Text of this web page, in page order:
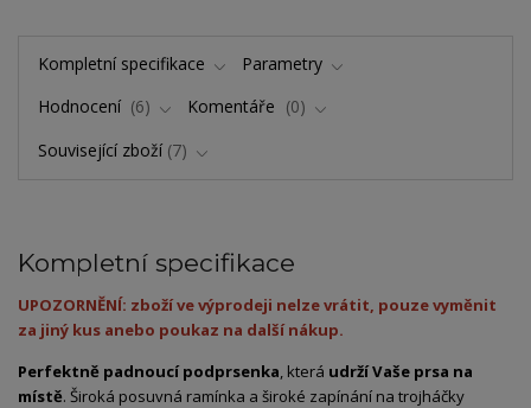
Kompletní specifikace
Parametry
Hodnocení
6 Komentáře
0
Související zboží 7
Kompletní specifikace
UPOZORNĚNÍ: zboží ve výprodeji nelze vrátit, pouze vyměnit
za jiný kus anebo poukaz na další nákup.
Perfektně padnoucí podprsenka, která udrží Vaše prsa na
místě. Široká posuvná ramínka a široké zapínání na trojháčky